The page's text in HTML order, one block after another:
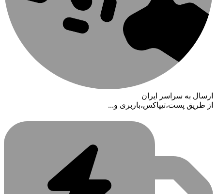
ارسال به سراسر ایران
از طریق پست،تیپاکس،باربری و...